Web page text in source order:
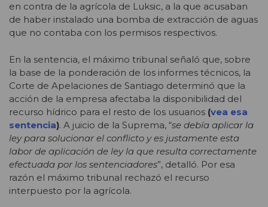
en contra de la agrícola de Luksic, a la que acusaban
de haber instalado una bomba de extracción de aguas
que no contaba con los permisos respectivos.
En la sentencia, el máximo tribunal señaló que, sobre
la base de la ponderación de los informes técnicos, la
Corte de Apelaciones de Santiago determinó que la
acción de la empresa afectaba la disponibilidad del
recurso hídrico para el resto de los usuarios (vea esa
sentencia). A juicio de la Suprema, “se debía aplicar la
ley para solucionar el conflicto y es justamente esta
labor de aplicación de ley la que resulta correctamente
efectuada por los sentenciadores”, detalló. Por esa
razón el máximo tribunal rechazó el recurso
interpuesto por la agrícola.